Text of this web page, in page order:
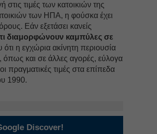
τιμές των κατοικιών της
των ΗΠΑ, η φούσκα έχει
Εάν εξετάσει κανείς
διαμορφώνουν καμπύλες σε
ότι η εγχώρια ακίνητη περιουσία
όπως και σε άλλες αγορές, εύλογα
πραγματικές τιμές στα επίπεδα
1990.
Discover!